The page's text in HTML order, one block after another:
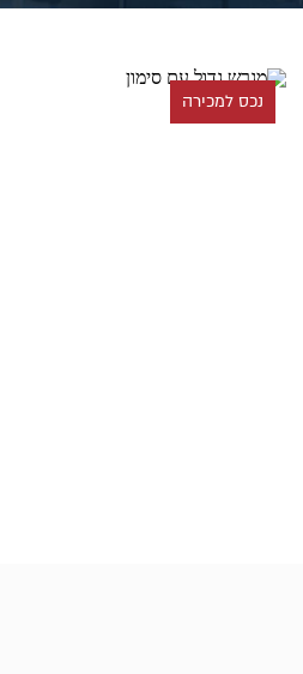
נכס למכירה